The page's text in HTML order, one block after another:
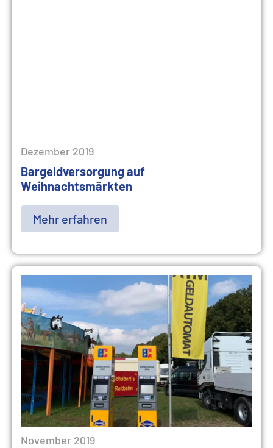
Dezember 2019
Bargeldversorgung auf
Weihnachtsmärkten
Mehr erfahren
November 2019